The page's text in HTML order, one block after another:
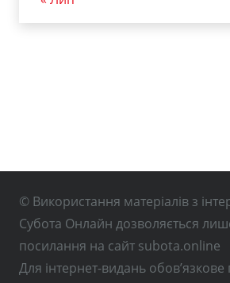
© Використання матеріалів з
Субота Онлайн дозволяється
посилання на сайт subota.online
Для інтернет-видань обов’язкове